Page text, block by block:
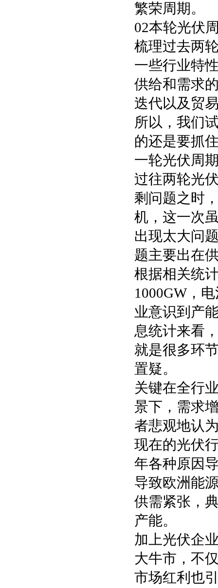
繁荣周期。
02本轮光伏
梳理过去两
一些行业特
供给和需求
迭代以及贸
所以，我们
的还是要抓
一轮光伏周
过往两轮光
剩问题之时
机，这一次
出现太大问
题主要出在
根据相关统
1000GW，
业意识到产
息统计来看
就是很多环
置疑。
关键在全行
景下，需求
者悲观地认
现在的光伏
年各种原因
导致欧洲能
供需紧张，
产能。
加上光伏企
大牛市，不
市场红利也